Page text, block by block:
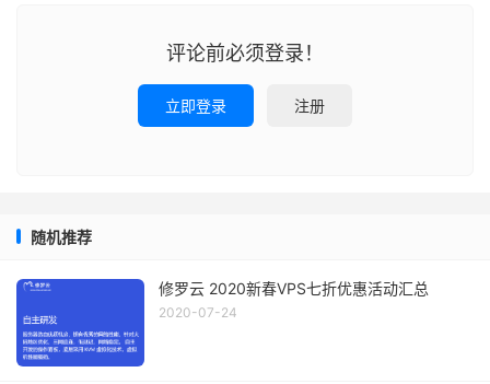
评论前必须登录！
立即登录 注册
随机推荐
修罗云 2020新春VPS七折优惠活动汇总
2020-07-24